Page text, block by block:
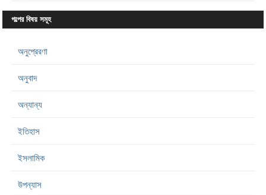
গল্পের বিষয় সমূহ
অনুপ্রেরণা
অনুবাদ
অন্যান্য
ইতিহাস
ইসলামিক
উপন্যাস